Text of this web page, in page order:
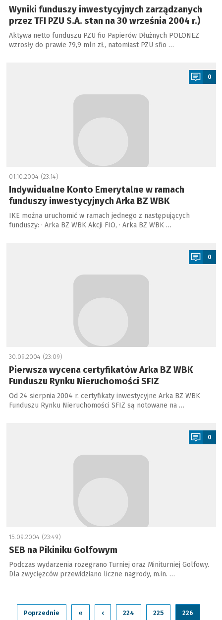
Wyniki funduszy inwestycyjnych zarządzanych
przez TFI PZU S.A. stan na 30 września 2004 r.)
Aktywa netto funduszu PZU fio Papierów Dłużnych POLONEZ
wzrosły do prawie 79,9 mln zł., natomiast PZU sfio …
0
01.10.2004 (23:14)
Indywidualne Konto Emerytalne w ramach
funduszy inwestycyjnych Arka BZ WBK
IKE można uruchomić w ramach jednego z następujących
funduszy: · Arka BZ WBK Akcji FIO, · Arka BZ WBK …
0
30.09.2004 (23:09)
Pierwsza wycena certyfikatów Arka BZ WBK
Funduszu Rynku Nieruchomości SFIZ
Od 24 sierpnia 2004 r. certyfikaty inwestycyjne Arka BZ WBK
Funduszu Rynku Nieruchomości SFIZ są notowane na …
0
15.09.2004 (23:49)
SEB na Pikiniku Golfowym
Podczas wydarzenia rozegrano Turniej oraz Miniturniej Golfowy.
Dla zwycięzców przewidziano liczne nagrody, m.in. …
Poprzednie « ‹ 224 225 226